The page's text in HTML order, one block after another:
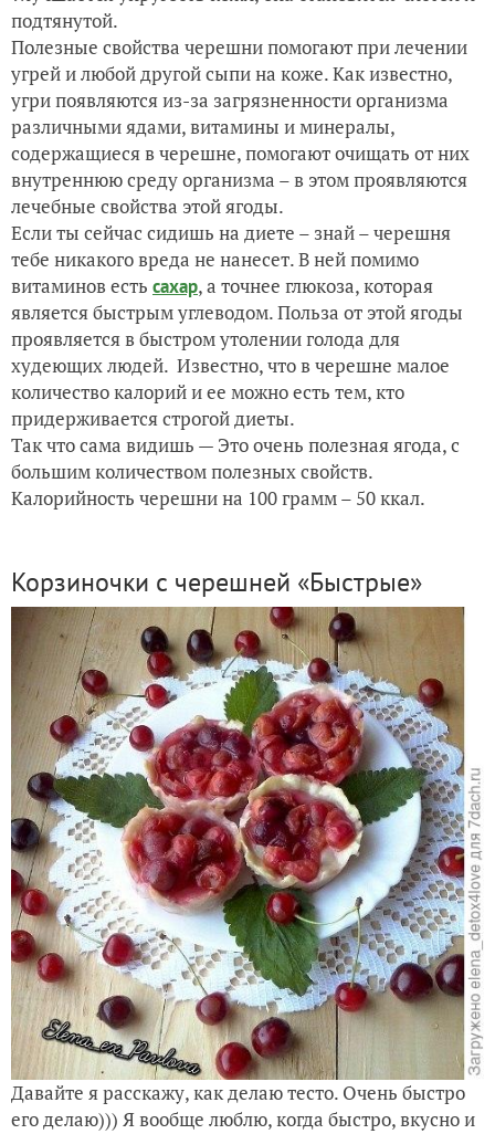
подтянутой.
Полезные свойства черешни помогают при лечении
угрей и любой другой сыпи на коже. Как известно,
угри появляются из-за загрязненности организма
различными ядами, витамины и минералы,
содержащиеся в черешне, помогают очищать от них
внутреннюю среду организма – в этом проявляются
лечебные свойства этой ягоды.
Если ты сейчас сидишь на диете – знай – черешня
тебе никакого вреда не нанесет. В ней помимо
витаминов есть сахар, а точнее глюкоза, которая
является быстрым углеводом. Польза от этой ягоды
проявляется в быстром утолении голода для
худеющих людей. Известно, что в черешне малое
количество калорий и ее можно есть тем, кто
придерживается строгой диеты.
Так что сама видишь — Это очень полезная ягода, с
большим количеством полезных свойств.
Калорийность черешни на 100 грамм – 50 ккал.
Корзиночки с черешней «Быстрые»
Давайте я расскажу, как делаю тесто. Очень быстро
его делаю))) Я вообще люблю, когда быстро, вкусно и